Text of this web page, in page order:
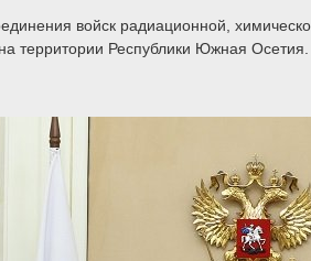
войск радиационной,
территории Республики Южная Осетия.